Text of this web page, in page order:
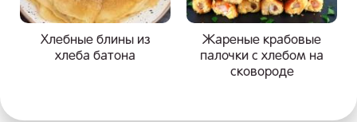
Хлебные блины из
хлеба батона
Жареные крабовые
палочки с хлебом на
сковороде